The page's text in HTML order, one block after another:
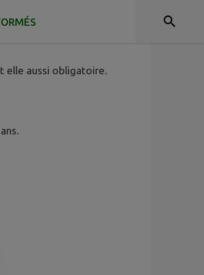
son seizième
examens ou du permis
elle aussi obligatoire.